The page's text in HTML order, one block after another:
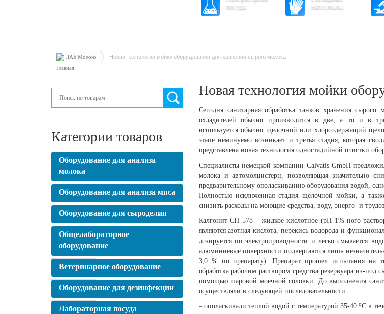
посуда
материалы
ЛАБ Молоко Новая технология мойки оборудования для хранения сырого молока
Новая технология мойки
Сегодня санитарная обработка танков хранения сырого
охладителей обычно производится в две, а то и в
используется обычно щелочной или хлорсодержащий
этапе неминуемо возникает и третья стадия, которая
представлена новая технология одностадийной очистки
Специалисты немецкой компании Calvatis GmbH
молока и автомолцистерн, позволяющая значительно
предварительному ополаскиванию оборудования водой,
Полностью исключенная стадия щелочной мойки, а
снизить расходы на моющие средства, воду, энерго- и
Калгонит СН 578 – жидкое кислотное (pH 1%-ного
являются азотная кислота, перекись водорода и
дозируется по электропроводности и легко смывается
алюминиевые поверхности подвергаются лишь
3,0 % по препарату). Препарат прошел испытания на
обработка рабочим раствором средства резервуара из-
помощью шаровой моечной головки. До выполнения
осуществляли в следующей последовательности:
– ополаскивали теплой водой с температурой 35-40 оС в
Категории товаров
Оборудование для анализа
молока
Оборудование для анализа мяса
Оборудование для сыроделия
Общелабораторное
оборудование
Ветеринарное оборудование
Оборудование для дезинфекции
Лабораторная посуда